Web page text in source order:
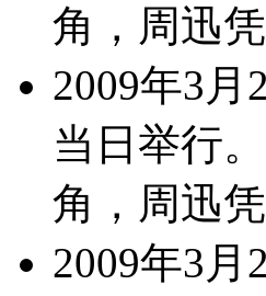
角，周迅
2009年3
当日举行
角，周迅
2009年3